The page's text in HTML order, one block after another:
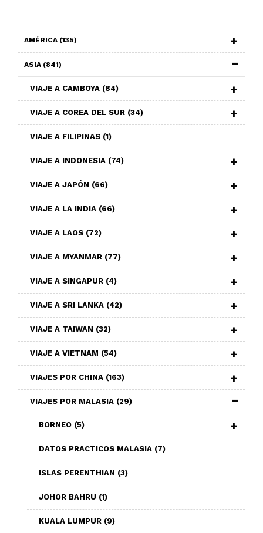
AMÉRICA (135)
ASIA (841)
VIAJE A CAMBOYA (84)
VIAJE A COREA DEL SUR (34)
VIAJE A FILIPINAS (1)
VIAJE A INDONESIA (74)
VIAJE A JAPÓN (66)
VIAJE A LA INDIA (66)
VIAJE A LAOS (72)
VIAJE A MYANMAR (77)
VIAJE A SINGAPUR (4)
VIAJE A SRI LANKA (42)
VIAJE A TAIWAN (32)
VIAJE A VIETNAM (54)
VIAJES POR CHINA (163)
VIAJES POR MALASIA (29)
BORNEO (5)
DATOS PRACTICOS MALASIA (7)
ISLAS PERENTHIAN (3)
JOHOR BAHRU (1)
KUALA LUMPUR (9)